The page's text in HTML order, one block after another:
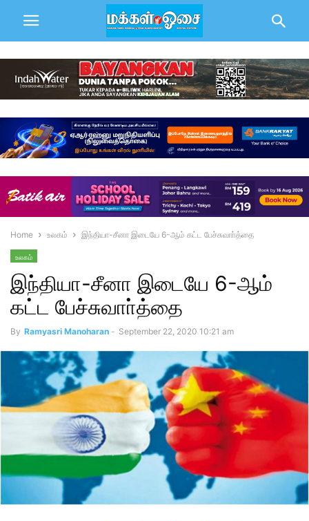
Home உலகம் இந்தியா-சீனா இடையே 6-ஆம் கட்ட பேச்சுவாா்த்தை
உலகம்
இந்தியா-சீனா இடையே 6-ஆம்
கட்ட பேச்சுவாா்த்தை
By Ramyasri Manoharan - September 22, 2020 10:21 am